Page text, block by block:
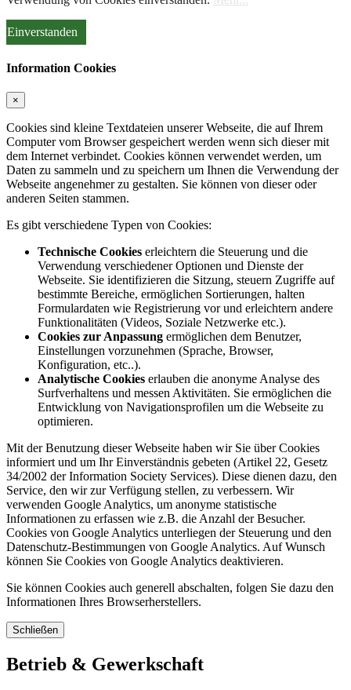
Einverstanden
Information Cookies
×
Cookies sind kleine Textdateien unserer Webseite, die auf Ihrem
Computer vom Browser gespeichert werden wenn sich dieser mit
dem Internet verbindet. Cookies können verwendet werden, um
Daten zu sammeln und zu speichern um Ihnen die Verwendung der
Webseite angenehmer zu gestalten. Sie können von dieser oder
anderen Seiten stammen.
Es gibt verschiedene Typen von Cookies:
Technische Cookies erleichtern die Steuerung und die
Verwendung verschiedener Optionen und Dienste der
Webseite. Sie identifizieren die Sitzung, steuern Zugriffe auf
bestimmte Bereiche, ermöglichen Sortierungen, halten
Formulardaten wie Registrierung vor und erleichtern andere
Funktionalitäten (Videos, Soziale Netzwerke etc.).
Cookies zur Anpassung ermöglichen dem Benutzer,
Einstellungen vorzunehmen (Sprache, Browser,
Konfiguration, etc..).
Analytische Cookies erlauben die anonyme Analyse des
Surfverhaltens und messen Aktivitäten. Sie ermöglichen die
Entwicklung von Navigationsprofilen um die Webseite zu
optimieren.
Mit der Benutzung dieser Webseite haben wir Sie über Cookies
informiert und um Ihr Einverständnis gebeten (Artikel 22, Gesetz
34/2002 der Information Society Services). Diese dienen dazu, den
Service, den wir zur Verfügung stellen, zu verbessern. Wir
verwenden Google Analytics, um anonyme statistische
Informationen zu erfassen wie z.B. die Anzahl der Besucher.
Cookies von Google Analytics unterliegen der Steuerung und den
Datenschutz-Bestimmungen von Google Analytics. Auf Wunsch
können Sie Cookies von Google Analytics deaktivieren.
Sie können Cookies auch generell abschalten, folgen Sie dazu den
Informationen Ihres Browserherstellers.
Schließen
Betrieb & Gewerkschaft